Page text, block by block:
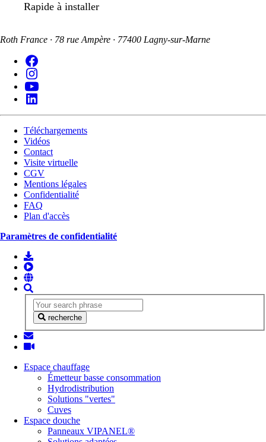
Rapide à installer
Roth France · 78 rue Ampère · 77400 Lagny-sur-Marne
Téléchargements
Vidéos
Contact
Visite virtuelle
CGV
Mentions légales
Confidentialité
FAQ
Plan d'accès
Paramètres de confidentialité
recherche
Espace chauffage
Émetteur basse consommation
Hydrodistribution
Solutions "vertes"
Cuves
Espace douche
Panneaux VIPANEL®